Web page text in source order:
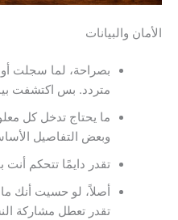
الأمان والبيانات
بصراحة، لما سجلت
متردد. بس اكتشفت
ما يحتاج تدخل كل
وبعض التفاصيل
تقدر دايمًا تتحكم
أصلاً، لو حسيت أنك
تقدر تعطل مشاركة